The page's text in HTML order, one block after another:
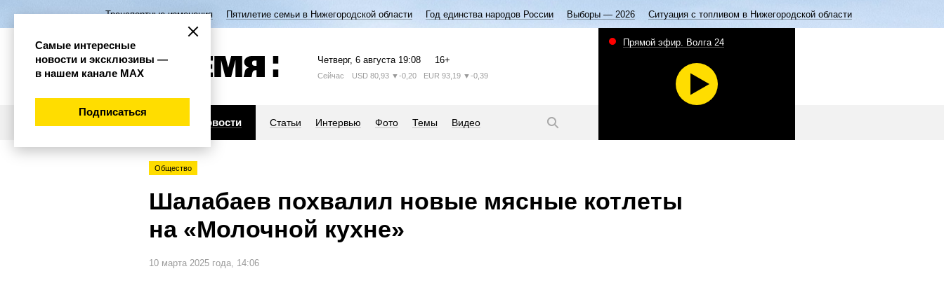
Транспортные изменения Пятилетие семьи в Нижегородской области Год единства народов России Выборы — 2026 Ситуация с топливом в Нижегородской области
Четверг, 6 августа 19:08 16+
Сейчас USD 80,93 ▼-0,20 EUR 93,19 ▼-0,39
Новости Статьи Интервью Фото Темы Видео
Прямой эфир. Волга 24
Общество
Шалабаев похвалил новые мясные котлеты
на «Молочной кухне»
10 марта 2025 года, 14:06
Самые интересные
новости и эксклюзивы —
в нашем канале МАХ
Подписаться